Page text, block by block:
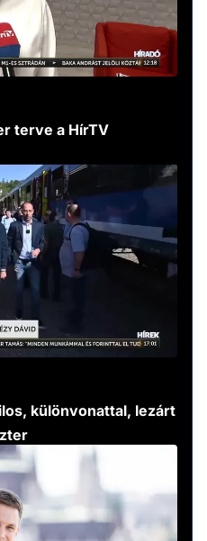
terve a HírTV
különvonattal, lezárt